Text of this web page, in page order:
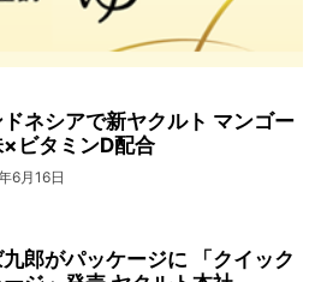
ネシアで新ヤクルト マンゴー
×ビタミンD配合
6月16日
郎がパッケージに 「クイック